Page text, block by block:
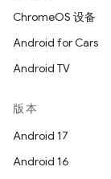
ChromeOS 设备
Android for Cars
Android TV
版本
Android 17
Android 16